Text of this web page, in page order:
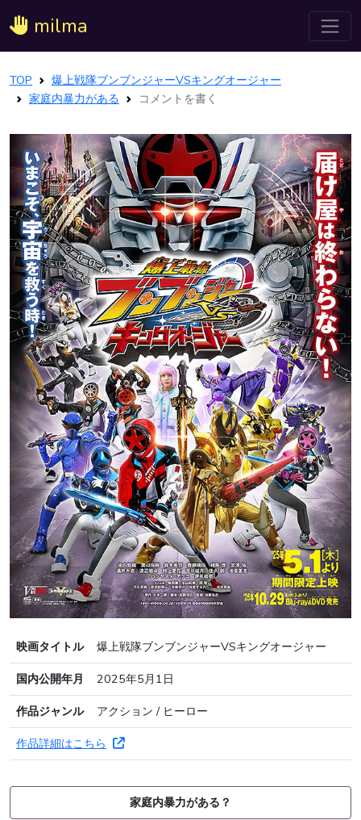
milma
TOP
爆上戦隊ブンブンジャーVSキングオージャー
家庭内暴力がある
コメントを書く
映画タイトル
爆上戦隊ブンブンジャーVSキングオージャー
国内公開年月
2025年5月1日
作品ジャンル
アクション / ヒーロー
作品詳細はこちら
家庭内暴力がある？